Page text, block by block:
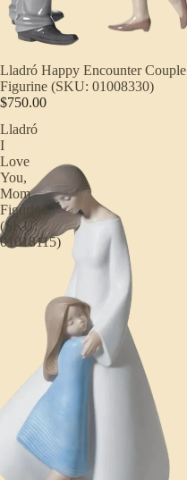
Lladró Happy Encounter Couple
Figurine (SKU: 01008330)
$750.00
Lladró
I
Love
You,
Mom
Figurine
(SKU:
01018115)